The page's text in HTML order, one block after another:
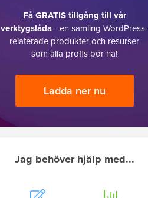
Få GRATIS tillgång till vår
verktygslåda- en samling WordPress-
relaterade produkter och resurser
som alla proffs bör ha!
Ladda ner nu
Jag behöver hjälp med...